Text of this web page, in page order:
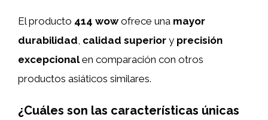
El producto 414 wow ofrece una mayor
durabilidad calidad superior y precisión
excepcionalen comparación con otros
productos asiáticos similares.
¿Cuáles son las características únicas